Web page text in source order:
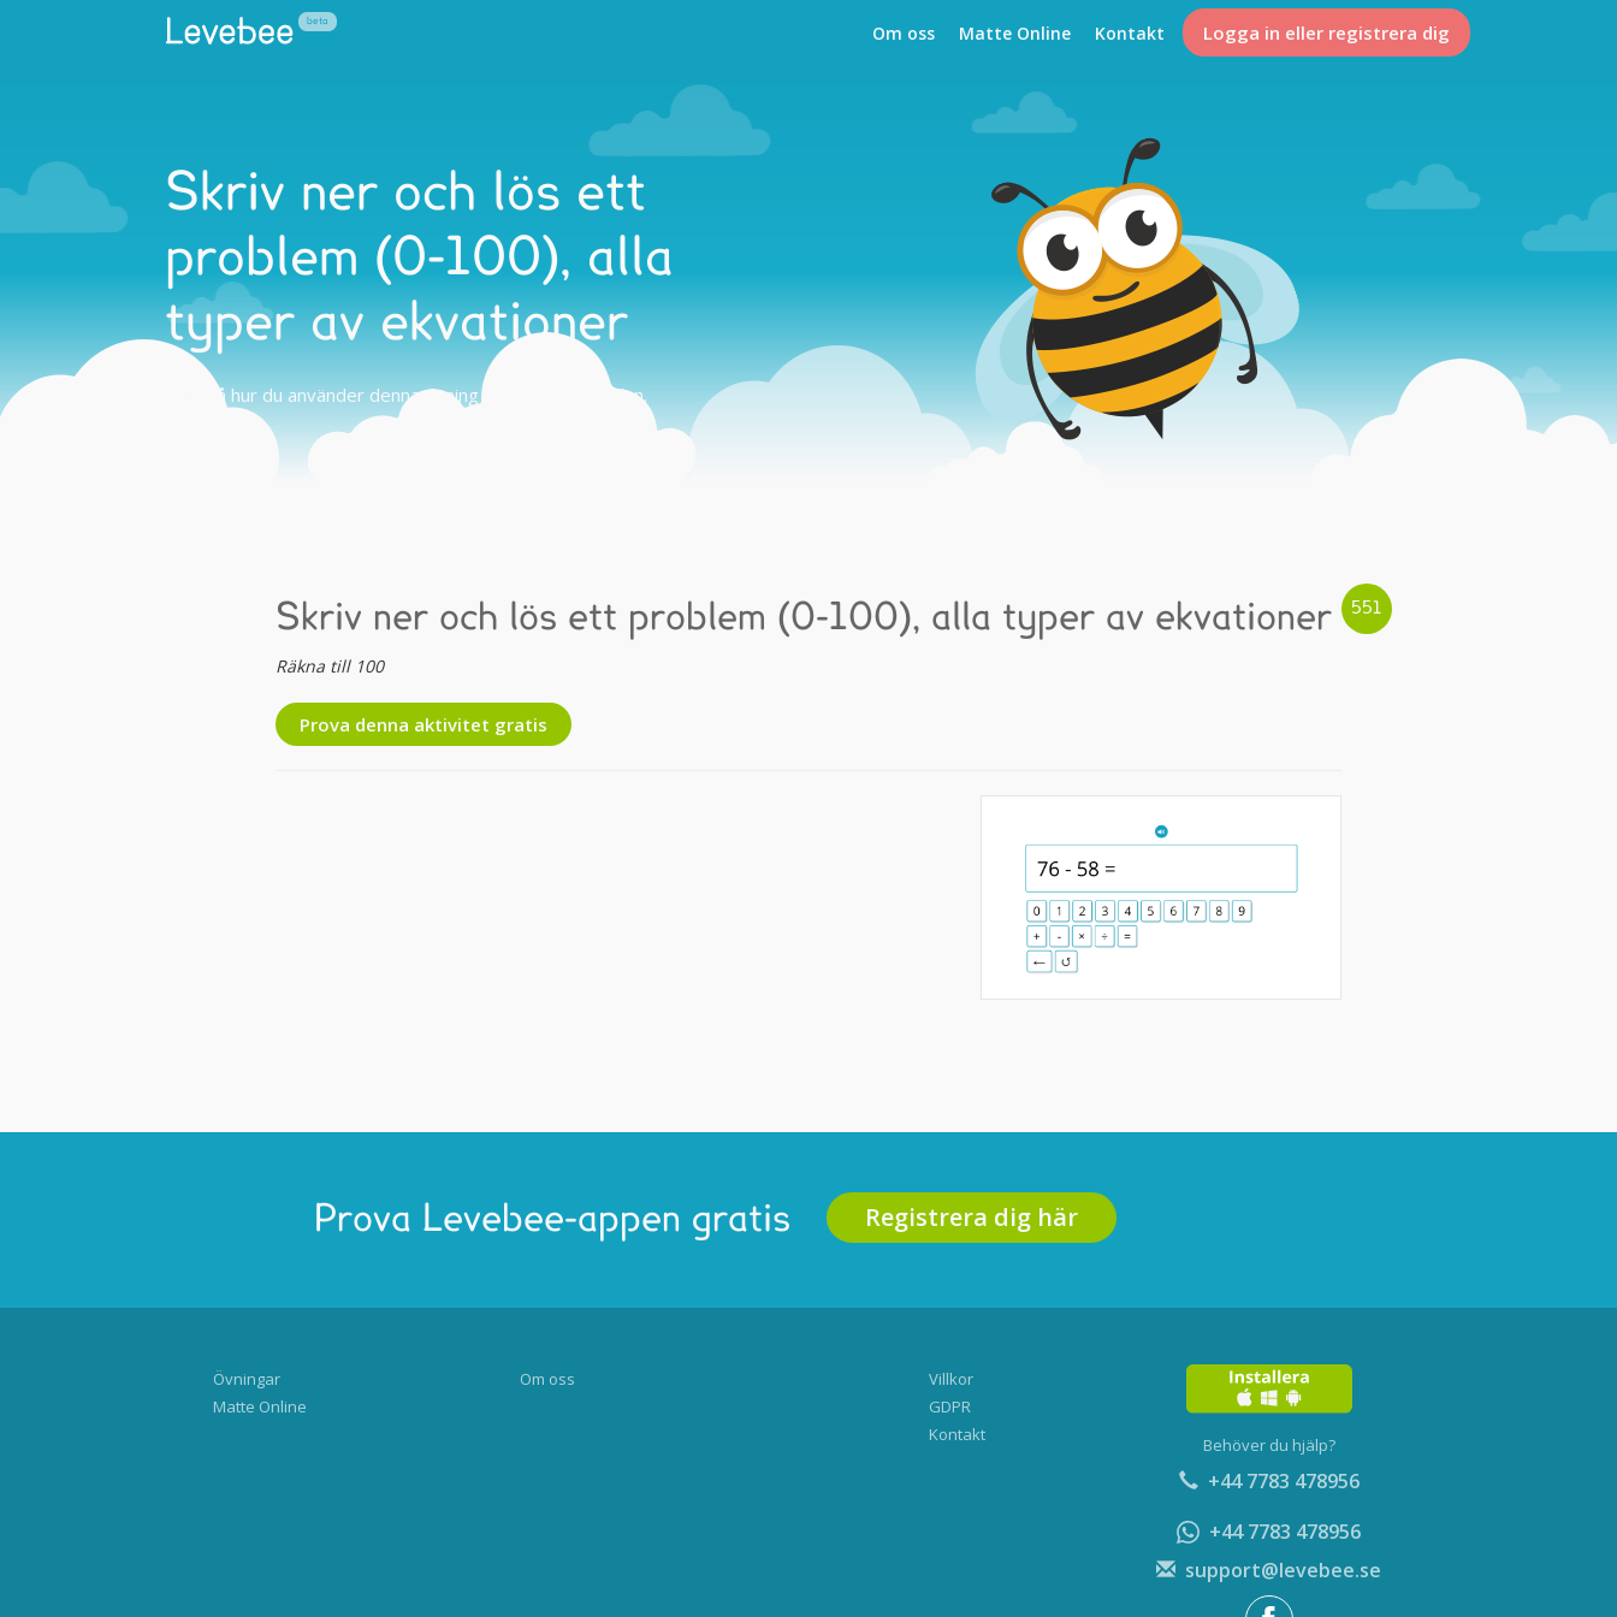
Om oss Matte Online Kontakt Logga in eller registrera dig
Skriv ner och lös ett
problem (0-100), alla
typer av ekvationer
Tips på hur du använder denna övning hemma och i skolan.
Skriv ner och lös ett problem (0-100), alla typer av ekvationer
Räkna till 100
Prova denna aktivitet gratis
Prova Levebee-appen gratis Registrera dig här
Övningar
Matte Online
Om oss
Villkor
GDPR
Kontakt
Behöver du hjälp?
+44 7783 478956
+44 7783 478956
support@levebee.se